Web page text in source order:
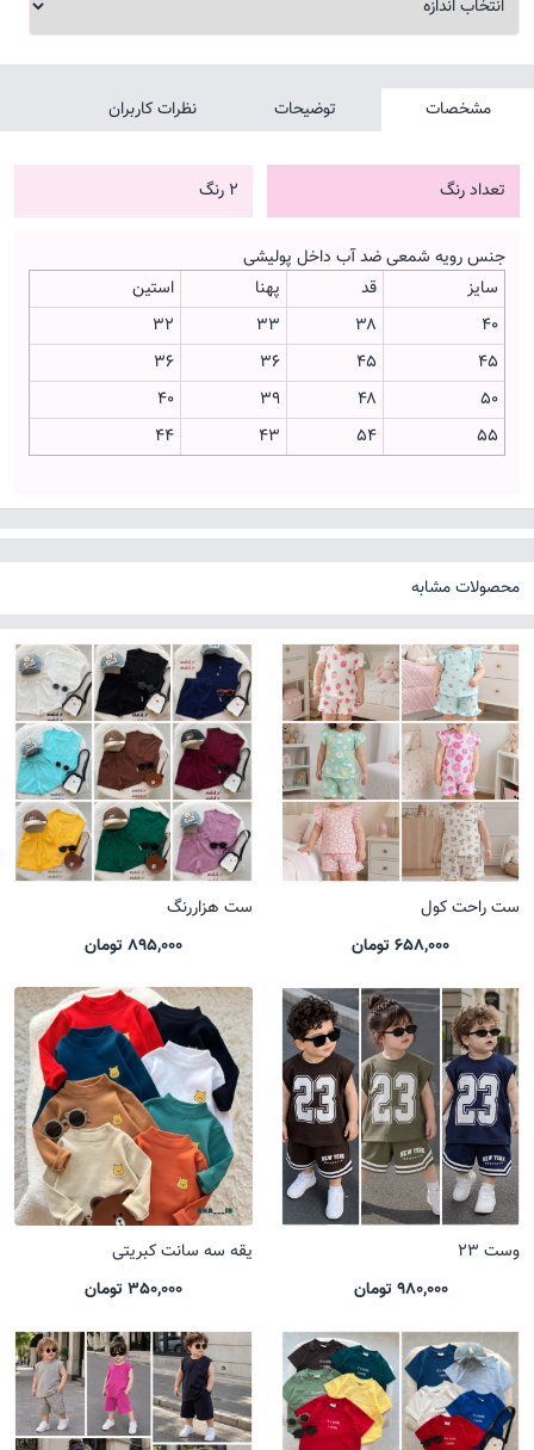
مشخصات توضیحات نظرات کاربران
تعداد رنگ 2 رنگ
جنس رویه شمعی ضد آب داخل پولیشی
سایز
قد پهنا
استین
۴۰
۳۸ ۳۳
۳۲
۴۵
۴۵ ۳۶
۳۶
۵۰
۴۸ ۳۹
۴۰
۵۵
۵۴ ۴۳ ۴۴
محصولات مشابه
ست راحت کول
658,000 تومان
ست هزاررنگ
895,000 تومان
وست 23
980,000 تومان
یقه سه سانت کبریتی
350,000 تومان